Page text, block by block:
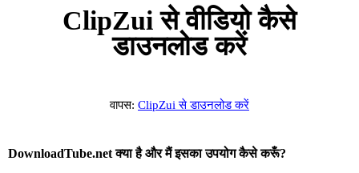
ClipZui से वीडियो कैसे
डाउनलोड करें
वापस: ClipZui से डाउनलोड करें
DownloadTube.net क्या है और मैं इसका उपयोग कैसे करूँ?